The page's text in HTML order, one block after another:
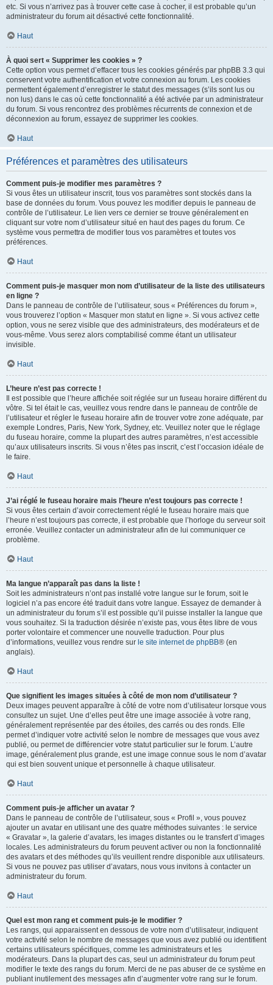
etc. Si vous n’arrivez pas à trouver cette case à cocher, il est probable qu’un
administrateur du forum ait désactivé cette fonctionnalité.
Haut
À quoi sert « Supprimer les cookies » ?
Cette option vous permet d’effacer tous les cookies générés par phpBB 3.3 qui
conservent votre authentification et votre connexion au forum. Les cookies
permettent également d’enregistrer le statut des messages (s’ils sont lus ou
non lus) dans le cas où cette fonctionnalité a été activée par un administrateur
du forum. Si vous rencontrez des problèmes récurrents de connexion et de
déconnexion au forum, essayez de supprimer les cookies.
Haut
Préférences et paramètres des utilisateurs
Comment puis-je modifier mes paramètres ?
Si vous êtes un utilisateur inscrit, tous vos paramètres sont stockés dans la
base de données du forum. Vous pouvez les modifier depuis le panneau de
contrôle de l’utilisateur. Le lien vers ce dernier se trouve généralement en
cliquant sur votre nom d’utilisateur situé en haut des pages du forum. Ce
système vous permettra de modifier tous vos paramètres et toutes vos
préférences.
Haut
Comment puis-je masquer mon nom d’utilisateur de la liste des utilisateurs
en ligne ?
Dans le panneau de contrôle de l’utilisateur, sous « Préférences du forum »,
vous trouverez l’option « Masquer mon statut en ligne ». Si vous activez cette
option, vous ne serez visible que des administrateurs, des modérateurs et de
vous-même. Vous serez alors comptabilisé comme étant un utilisateur
invisible.
Haut
L’heure n’est pas correcte !
Il est possible que l’heure affichée soit réglée sur un fuseau horaire différent du
vôtre. Si tel était le cas, veuillez vous rendre dans le panneau de contrôle de
l’utilisateur et régler le fuseau horaire afin de trouver votre zone adéquate, par
exemple Londres, Paris, New York, Sydney, etc. Veuillez noter que le réglage
du fuseau horaire, comme la plupart des autres paramètres, n’est accessible
qu’aux utilisateurs inscrits. Si vous n’êtes pas inscrit, c’est l’occasion idéale de
le faire.
Haut
J’ai réglé le fuseau horaire mais l’heure n’est toujours pas correcte !
Si vous êtes certain d’avoir correctement réglé le fuseau horaire mais que
l’heure n’est toujours pas correcte, il est probable que l’horloge du serveur soit
erronée. Veuillez contacter un administrateur afin de lui communiquer ce
problème.
Haut
Ma langue n’apparaît pas dans la liste !
Soit les administrateurs n’ont pas installé votre langue sur le forum, soit le
logiciel n’a pas encore été traduit dans votre langue. Essayez de demander à
un administrateur du forum s’il est possible qu’il puisse installer la langue que
vous souhaitez. Si la traduction désirée n’existe pas, vous êtes libre de vous
porter volontaire et commencer une nouvelle traduction. Pour plus
d’informations, veuillez vous rendre sur le site internet de phpBB® (en
anglais).
Haut
Que signifient les images situées à côté de mon nom d’utilisateur ?
Deux images peuvent apparaître à côté de votre nom d’utilisateur lorsque vous
consultez un sujet. Une d’elles peut être une image associée à votre rang,
généralement représentée par des étoiles, des carrés ou des ronds. Elle
permet d’indiquer votre activité selon le nombre de messages que vous avez
publié, ou permet de différencier votre statut particulier sur le forum. L’autre
image, généralement plus grande, est une image connue sous le nom d’avatar
qui est bien souvent unique et personnelle à chaque utilisateur.
Haut
Comment puis-je afficher un avatar ?
Dans le panneau de contrôle de l’utilisateur, sous « Profil », vous pouvez
ajouter un avatar en utilisant une des quatre méthodes suivantes : le service
« Gravatar », la galerie d’avatars, les images distantes ou le transfert d’images
locales. Les administrateurs du forum peuvent activer ou non la fonctionnalité
des avatars et des méthodes qu’ils veuillent rendre disponible aux utilisateurs.
Si vous ne pouvez pas utiliser d’avatars, nous vous invitons à contacter un
administrateur du forum.
Haut
Quel est mon rang et comment puis-je le modifier ?
Les rangs, qui apparaissent en dessous de votre nom d’utilisateur, indiquent
votre activité selon le nombre de messages que vous avez publié ou identifient
certains utilisateurs spécifiques, comme les administrateurs et les
modérateurs. Dans la plupart des cas, seul un administrateur du forum peut
modifier le texte des rangs du forum. Merci de ne pas abuser de ce système en
publiant inutilement des messages afin d’augmenter votre rang sur le forum.